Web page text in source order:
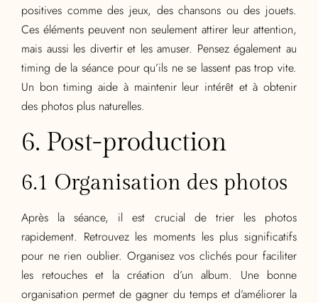
positives comme des jeux, des chansons ou des jouets.
Ces éléments peuvent non seulement attirer leur attention,
mais aussi les divertir et les amuser. Pensez également au
timing de la séance pour qu’ils ne se lassent pas trop vite.
Un bon timing aide à maintenir leur intérêt et à obtenir
des photos plus naturelles.
6. Post-production
6.1 Organisation des photos
Après la séance, il est crucial de trier les photos
rapidement. Retrouvez les moments les plus significatifs
pour ne rien oublier. Organisez vos clichés pour faciliter
les retouches et la création d’un album. Une bonne
organisation permet de gagner du temps et d’améliorer la